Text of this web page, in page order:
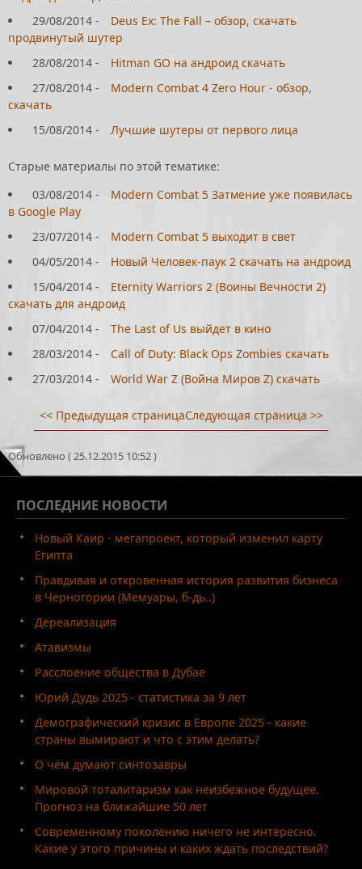
29/08/2014 -
Deus Ex: The Fall – обзор, скачать
продвинутый шутер
28/08/2014 -
Hitman GO на андроид скачать
27/08/2014 -
Modern Combat 4 Zero Hour - обзор,
скачать
15/08/2014 - Лучшие шутеры от первого лица
Старые материалы по этой тематике:
03/08/2014 -
Modern Combat 5 Затмение уже появилась
в Google Play
23/07/2014 -
Modern Combat 5 выходит в свет
04/05/2014 -
Новый Человек-паук 2 скачать на андроид
15/04/2014 -
Eternity Warriors 2 (Воины Вечности 2)
скачать для андроид
07/04/2014 -
The Last of Us выйдет в кино
28/03/2014 -
Call of Duty: Black Ops Zombies скачать
27/03/2014 - World War Z (Война Миров Z) скачать
<< Предыдущая страницаСледующая страница >>
Обновлено ( 25.12.2015 10:52 )
ПОСЛЕДНИЕ НОВОСТИ
Новый Каир - мегапроект, который изменил карту
Египта
Правдивая и откровенная история развития бизнеса
в Черногории (Мемуары, б-дь..)
Дереализация
Атавизмы
Расслоение общества в Дубае
Юрий Дудь 2025 - статистика за 9 лет
Демографический кризис в Европе 2025 - какие
страны вымирают и что с этим делать?
О чём думают синтозавры
Мировой тоталитаризм как неизбежное будущее.
Прогноз на ближайшие 50 лет
Современному поколению ничего не интересно.
Какие у этого причины и каких ждать последствий?